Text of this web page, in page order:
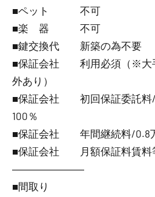
■ペット 不可
■楽 器 不可
■鍵交換代 新築の為不要
■保証会社 利用必須（※大
外あり）
■保証会社 初回保証委託料/
100％
■保証会社 年間継続料/0.8
■保証会社 月額保証料賃料
―――――――
■間取り